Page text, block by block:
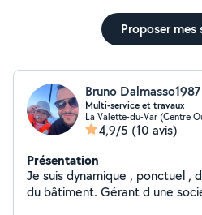
Proposer mes
Bruno Dalmasso1987
Multi-service et travaux
La Valette-du-Var (Centre
4,9/5 (10 avis)
Présentation
Je suis dynamique , ponctuel ,
du bâtiment. Gérant d une société de rénovation,